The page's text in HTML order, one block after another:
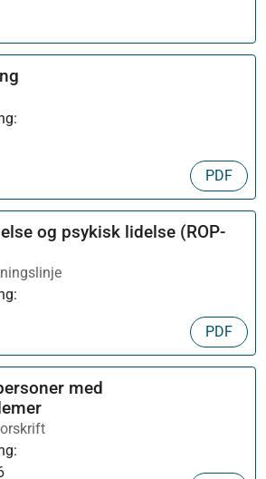
PDF
og psykisk lidelse (ROP-
PDF
med